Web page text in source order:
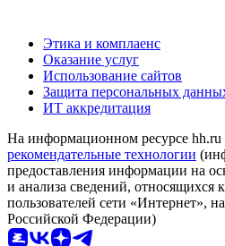
Этика и комплаенс
Оказание услуг
Использование сайтов
Защита персональных
ИТ аккредитация
На информационном ресурсе hh.ru
рекомендательные технологии
предоставления информации на
и анализа сведений, относящихся
пользователей сети «Интернет»,
Российской Федерации)